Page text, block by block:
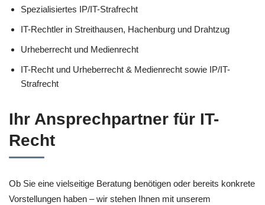
Spezialisiertes IP/IT-Strafrecht
IT-Rechtler in Streithausen, Hachenburg und Drahtzug
Urheberrecht und Medienrecht
IT-Recht und Urheberrecht & Medienrecht sowie IP/IT-
Strafrecht
Ihr Ansprechpartner für IT-
Recht
Ob Sie eine vielseitige Beratung benötigen oder bereits konkrete
Vorstellungen haben – wir stehen Ihnen mit unserem